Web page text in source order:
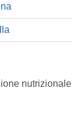
nutrizionale